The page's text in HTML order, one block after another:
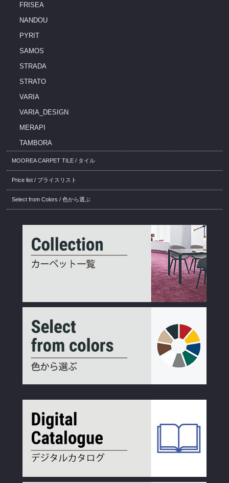
FRISEA
NANDOU
PYRIT
SAMOS
STRADA
STRATO
VARIA
VARIA_DESIGN
MERAPI
TAMBORA
MOOREA CARPET TILE / タイル
Price list / プライスリスト
Select from Colors / 色から選ぶ